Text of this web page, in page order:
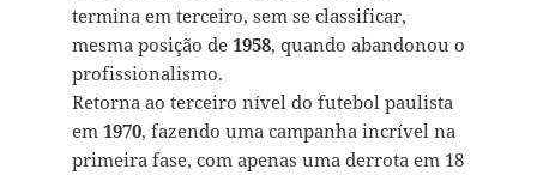
termina em terceiro, sem se classificar,
mesma posição de 1958, quando abandonou o
profissionalismo.
Retorna ao terceiro nível do futebol paulista
em 1970, fazendo uma campanha incrível na
primeira fase, com apenas uma derrota em 18